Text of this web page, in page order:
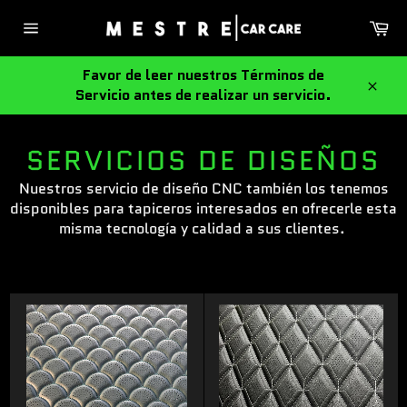
directamente
Favor de leer nuestros Términos de
Servicio antes de realizar un servicio.
SERVICIOS DE DISEÑOS
Nuestros servicio de diseño CNC también los tenemos
disponibles para tapiceros interesados en ofrecerle esta
misma tecnología y calidad a sus clientes.